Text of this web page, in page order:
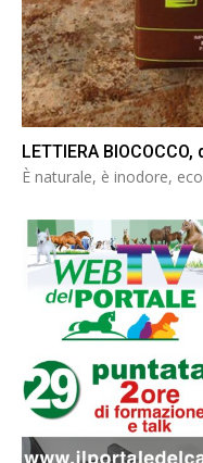
LETTIERA
È naturale, è inodore,